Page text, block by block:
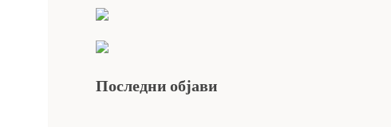
Последни објави